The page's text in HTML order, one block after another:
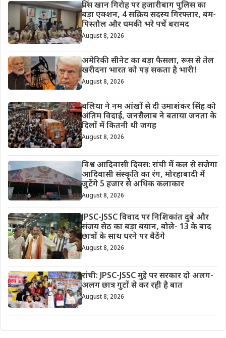
प्रिंस खान गिरोह पर हजारीबाग पुलिस का
बड़ा एक्शन, 4 सक्रिय सदस्य गिरफ्तार, बम-
पिस्तौल और धमकी भरे पर्चे बरामद
August 8, 2026
अमेरिकी सीनेट का बड़ा फैसला, रूस से तेल
खरीदना भारत को पड़ सकता है भारी!
August 8, 2026
बलिया ने नम आंखों से दी उमाशंकर सिंह को
अंतिम विदाई, जनसैलाब ने बताया जनता के
दिलों में कितनी थी जगह
August 8, 2026
विश्व आदिवासी दिवस: रांची में कल से सजेगा
आदिवासी संस्कृति का रंग, मोरहाबादी में
जुटेंगे 5 हजार से अधिक कलाकार
August 8, 2026
JPSC-JSSC विवाद पर निशिकांत दुबे और
संजय सेठ का बड़ा बयान, बोले- 13 के बाद
छात्रों के साथ धरने पर बैठेंगे
August 8, 2026
रांची: JPSC-JSSC मुद्दे पर सरकार दो अलग-
अलग छात्र गुटों से कर रही है बात
August 8, 2026